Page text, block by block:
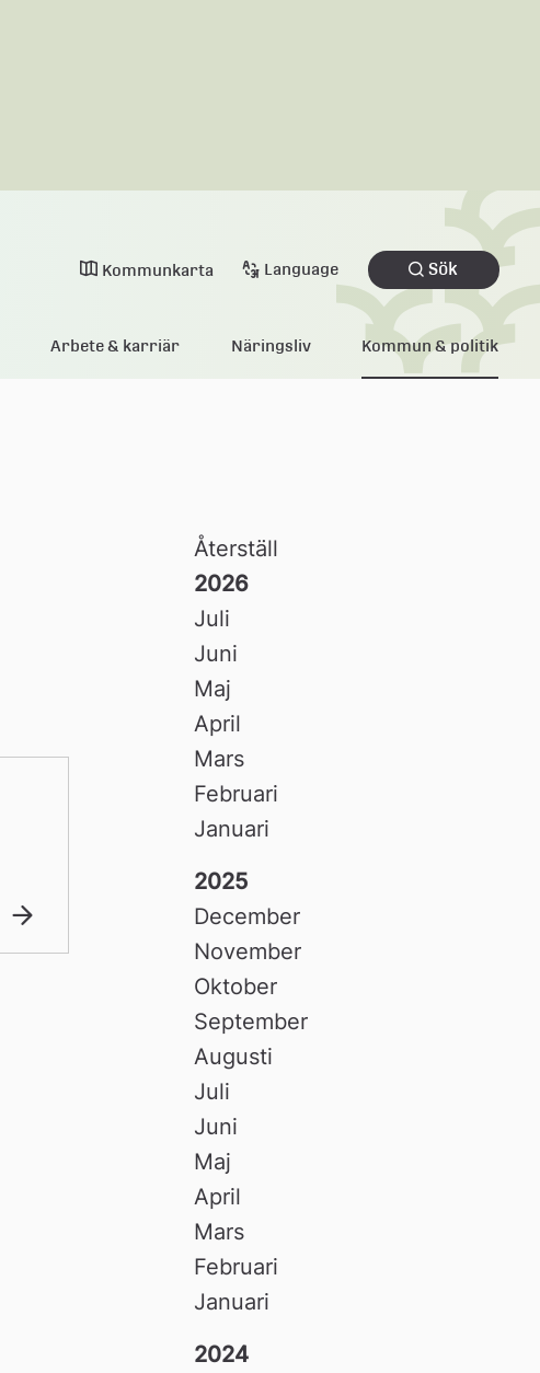
Kommunkarta Language Sök
Arbete & karriär Näringsliv Kommun & politik
Återställ
2026
Juli
Juni
Maj
April
Mars
Februari
Januari
2025
December
November
Oktober
September
Augusti
Juli
Juni
Maj
April
Mars
Februari
Januari
2024